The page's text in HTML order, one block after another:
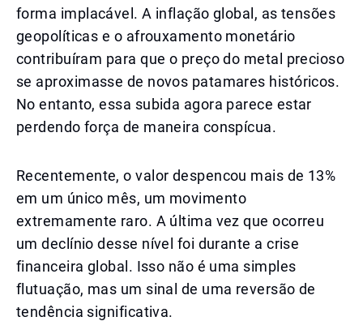
forma implacável. A inflação global, as tensões
geopolíticas e o afrouxamento monetário
contribuíram para que o preço do metal precioso
se aproximasse de novos patamares históricos.
No entanto, essa subida agora parece estar
perdendo força de maneira conspícua.
Recentemente, o valor despencou mais de 13%
em um único mês, um movimento
extremamente raro. A última vez que ocorreu
um declínio desse nível foi durante a crise
financeira global. Isso não é uma simples
flutuação, mas um sinal de uma reversão de
tendência significativa.